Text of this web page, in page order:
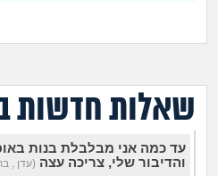
שאלות חדשות
עד כמה אני מבלבלת בנות
והדיבור שלי, צריכה עצה (עדן , בת